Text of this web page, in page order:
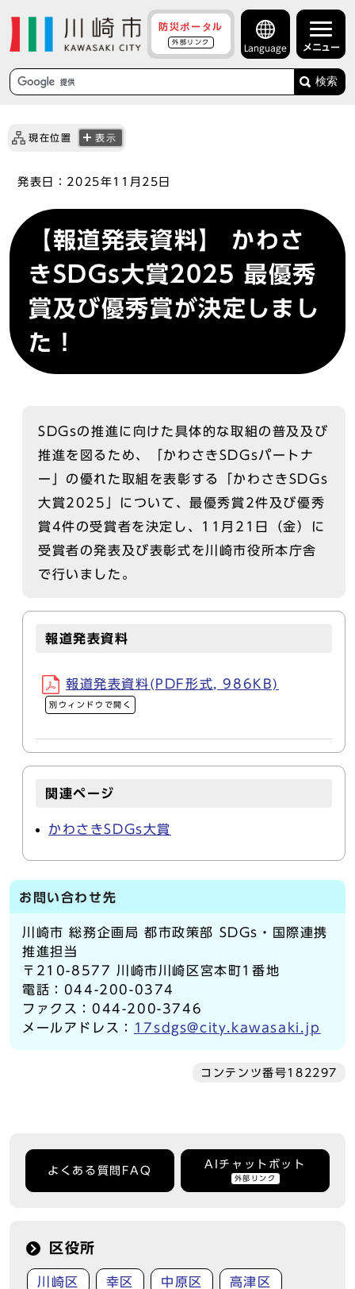
防災ポータル
外部リンク
Language メニュー
検索
現在位置 表示
発表日： 2025年11月25日
【報道発表資料】 かわさ
きSDGs大賞2025 最優秀
賞及び優秀賞が決定しまし
た！
SDGsの推進に向けた具体的な取組の普及及び
推進を図るため、「かわさきSDGsパートナ
ー」の優れた取組を表彰する「かわさきSDGs
大賞2025」について、最優秀賞2件及び優秀
賞4件の受賞者を決定し、11月21日（金）に
受賞者の発表及び表彰式を川崎市役所本庁舎
で行いました。
報道発表資料
報道発表資料(PDF形式, 986KB)
別ウィンドウで開く
関連ページ
かわさきSDGs大賞
お問い合わせ先
川崎市 総務企画局 都市政策部 SDGs・国際連携
推進担当
〒210-8577 川崎市川崎区宮本町1番地
電話：044-200-0374
ファクス：044-200-3746
メールアドレス：
17sdgs@city.kawasaki.jp
コンテンツ番号182297
よくある質問FAQ
AIチャットボット
外部リンク
区役所
川崎区 幸区 中原区 高津区